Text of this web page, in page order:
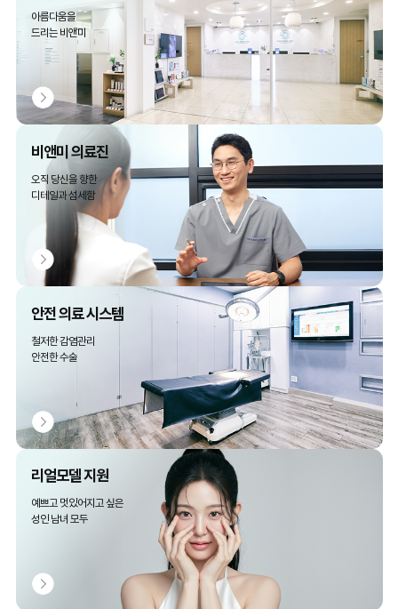
아름다움을
드리는 비앤미
비앤미 의료진
오직 당신을 향한
디테일과 섬세함
안전 의료 시스템
철저한 감염관리
안전한 수술
리얼모델 지원
예쁘고 멋있어지고 싶은
성인 남녀 모두